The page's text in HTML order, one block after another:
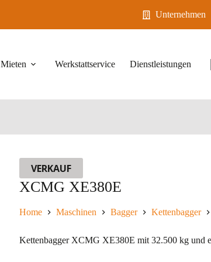
Unternehmen
Mieten Werkstattservice Dienstleistungen
VERKAUF
XCMG XE380E
Home Maschinen Bagger Kettenbagger
Kettenbagger XCMG XE380E mit 32.500 kg und